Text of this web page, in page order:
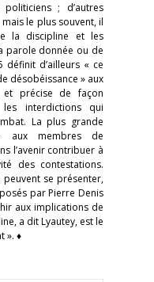
; d’autres
le plus souvent, il
la discipline et les
parole donnée ou de
d’ailleurs « ce
désobéissance » aux
et précise de façon
interdictions qui
La plus grande
aux membres de
l’avenir contribuer à
des contestations.
se présenter,
par Pierre Denis
aux implications de
a dit Lyautey, est le
». ♦